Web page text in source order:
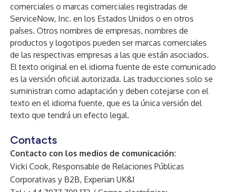
comerciales o marcas comerciales registradas de
ServiceNow, Inc. en los Estados Unidos o en otros
países. Otros nombres de empresas, nombres de
productos y logotipos pueden ser marcas comerciales
de las respectivas empresas a las que están asociados.
El texto original en el idioma fuente de este comunicado
es la versión oficial autorizada. Las traducciones solo se
suministran como adaptación y deben cotejarse con el
texto en el idioma fuente, que es la única versión del
texto que tendrá un efecto legal.
Contacts
Contacto con los medios de comunicación:
Vicki Cook, Responsable de Relaciones Públicas
Corporativas y B2B, Experian UK&I